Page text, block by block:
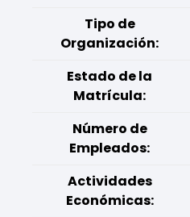
Tipo de
Organización:
Estado de la
Matrícula:
Número de
Empleados:
Actividades
Económicas: